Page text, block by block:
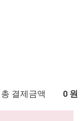
총 결제금액 0 원